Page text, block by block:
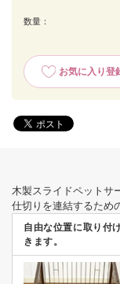
数量：
お気に入り登
木製スライドペットサ
仕切りを連結するため
自由な位置に取り付
きます。